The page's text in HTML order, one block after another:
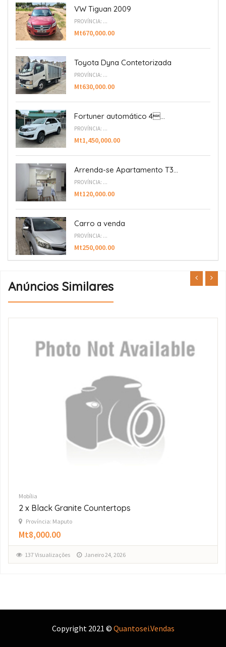
VW Tiguan 2009
PROVÍNCIA: ...
Mt670,000.00
Toyota Dyna Contetorizada
PROVÍNCIA: ...
Mt630,000.00
Fortuner automático 4...
PROVÍNCIA: ...
Mt1,450,000.00
Arrenda-se Apartamento T3...
PROVÍNCIA: ...
Mt120,000.00
Carro a venda
PROVÍNCIA: ...
Mt250,000.00
Anúncios Similares
Mobília
Mesa de Jantar + 6 Cadeiras — Excelente Estado!
Província: Maputo
Mt45,000.00
148 Visualizações Novembro 20, 2025
Copyright 2021 © Quantosei.Vendas